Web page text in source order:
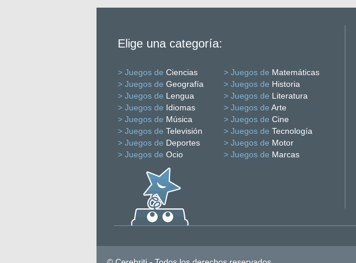
Elige una categoría:
> Juegos de Ciencias > Juegos de Matemáticas
> Juegos de Geografía > Juegos de Historia
> Juegos de Lengua > Juegos de Literatura
> Juegos de Idiomas > Juegos de Arte
> Juegos de Música > Juegos de Cine
> Juegos de Televisión > Juegos de Tecnología
> Juegos de Deportes > Juegos de Motor
> Juegos de Ocio > Juegos de Marcas